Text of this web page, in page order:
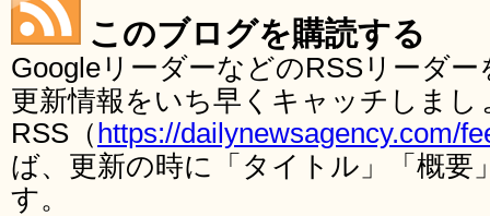
このブログを購読する
GoogleリーダーなどのRSSリーダ
更新情報をいち早くキャッチしま
RSS（ https://dailynewsagency.com/
ば、更新の時に「タイトル」「概要
す。